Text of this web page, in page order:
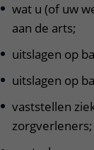
wat u (of uw
aan de arts;
uitslagen op
uitslagen op
vaststellen
zorgverleners;